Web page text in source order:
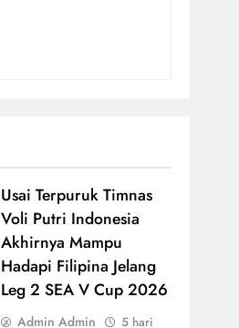
Usai Terpuruk Timnas
Voli Putri Indonesia
Akhirnya Mampu
Hadapi Filipina Jelang
Leg 2 SEA V Cup 2026
Admin Admin 5 hari